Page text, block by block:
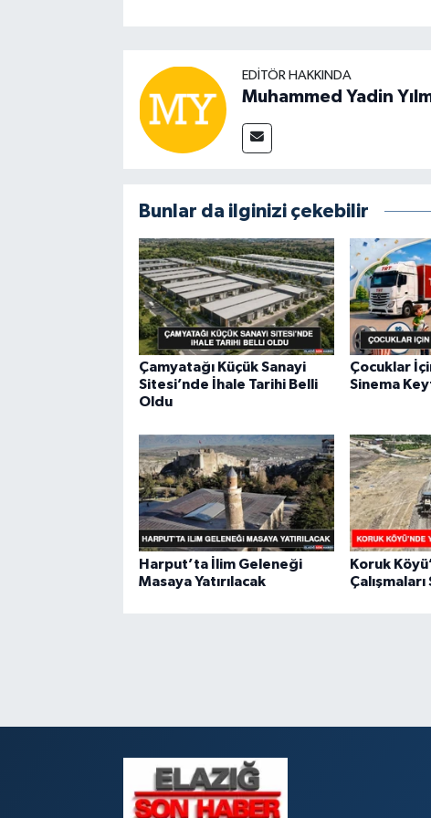
EDITÖR HAKKINDA
Muhammed Yadin
Bunlar da ilginizi çekebilir
Çamyatağı Küçük Sanayi
Sitesi’nde İhale Tarihi Belli
Oldu
Çocuklar
Sinema
Harput’ta İlim Geleneği
Masaya Yatırılacak
Koruk